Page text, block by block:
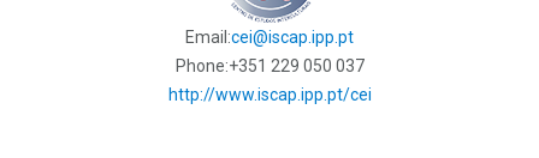
Email:cei@iscap.ipp.pt
Phone:+351 229 050 037
http://www.iscap.ipp.pt/cei